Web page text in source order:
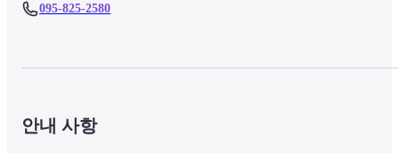
095-825-2580
안내 사항